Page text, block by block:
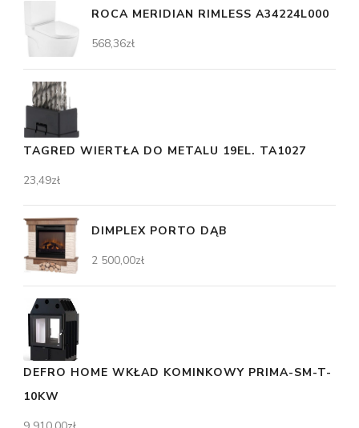
ROCA MERIDIAN RIMLESS A34224L000
568,36zł
TAGRED WIERTŁA DO METALU 19EL. TA1027
23,49zł
DIMPLEX PORTO DĄB
2 500,00zł
DEFRO HOME WKŁAD KOMINKOWY PRIMA-SM-T-
10KW